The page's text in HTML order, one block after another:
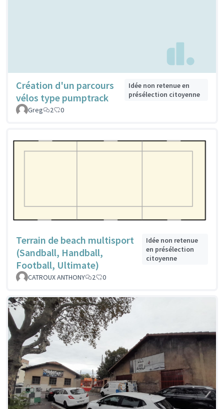
Création d'un parcours
vélos type pumptrack
Idée non retenue en
présélection citoyenne
Greg
2 0
Terrain de beach multisport
(Sandball, Handball,
Football, Ultimate)
Idée non retenue
en présélection
citoyenne
CATROUX ANTHONY 2 0